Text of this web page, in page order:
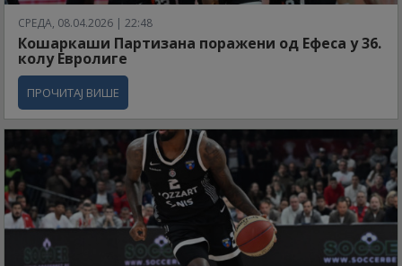
СРЕДА, 08.04.2026 | 22:48
Кошаркаши Партизана поражени од Ефеса у 36.
колу Евролиге
ПРОЧИТАЈ ВИШЕ